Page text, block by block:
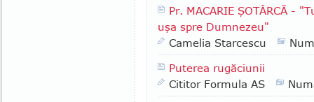
Pr. MACARIE ŞOTÂRCĂ -
uşa spre Dumnezeu"
Camelia Starcescu
Puterea rugăciunii
Cititor Formula AS